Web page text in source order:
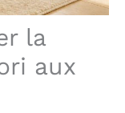
la
aux